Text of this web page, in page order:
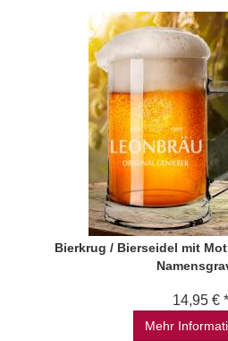
Bierkrug / Bierseidel mit
14,95 € *
Mehr